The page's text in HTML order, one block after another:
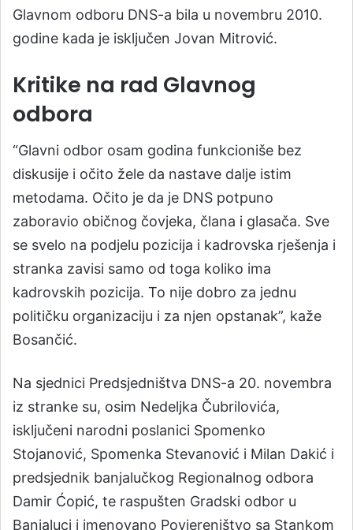
Glavnom odboru DNS-a bila u novembru 2010.
godine kada je isključen Jovan Mitrović.
Kritike na rad Glavnog
odbora
“Glavni odbor osam godina funkcioniše bez
diskusije i očito žele da nastave dalje istim
metodama. Očito je da je DNS potpuno
zaboravio običnog čovjeka, člana i glasača. Sve
se svelo na podjelu pozicija i kadrovska rješenja i
stranka zavisi samo od toga koliko ima
kadrovskih pozicija. To nije dobro za jednu
političku organizaciju i za njen opstanak”, kaže
Bosančić.
Na sjednici Predsjedništva DNS-a 20. novembra
iz stranke su, osim Nedeljka Čubrilovića,
isključeni narodni poslanici Spomenko
Stojanović, Spomenka Stevanović i Milan Dakić i
predsjednik banjalučkog Regionalnog odbora
Damir Ćopić, te raspušten Gradski odbor u
Banjaluci i imenovano Povjereništvo sa Stankom